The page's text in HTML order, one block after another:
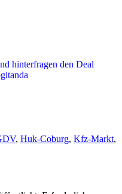
, Huk-Coburg, Kfz-Markt,